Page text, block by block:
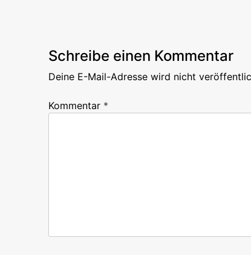
Schreibe einen Kommentar
Deine E-Mail-Adresse wird nicht
Kommentar *